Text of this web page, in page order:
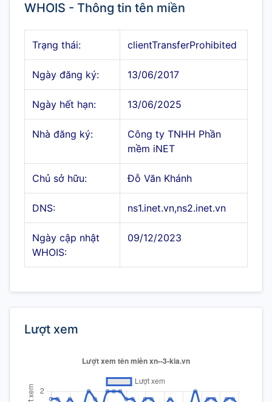
WHOIS - Thông tin tên miền
Trạng thái: clientTransferProhibited
Ngày đăng ký: 13/06/2017
Ngày hết hạn: 13/06/2025
Nhà đăng ký:
Công ty TNHH Phần
mềm iNET
Chủ sở hữu: Đỗ Văn Khánh
DNS: ns1.inet.vn,ns2.inet.vn
Ngày cập nhật
WHOIS:
09/12/2023
Lượt xem